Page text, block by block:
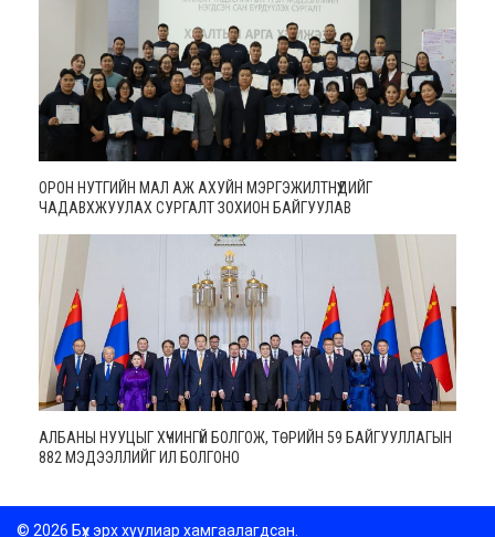
ОРОН НУТГИЙН МАЛ АЖ АХУЙН МЭРГЭЖИЛТНҮҮДИЙГ
ЧАДАВХЖУУЛАХ СУРГАЛТ ЗОХИОН БАЙГУУЛАВ
АЛБАНЫ НУУЦЫГ ХҮЧИНГҮЙ БОЛГОЖ, ТӨРИЙН 59 БАЙГУУЛЛАГЫН
882 МЭДЭЭЛЛИЙГ ИЛ БОЛГОНО
© 2026 Бүх эрх хуулиар хамгаалагдсан.